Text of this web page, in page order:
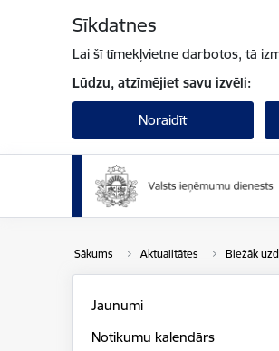
Sīkdatnes
Lai šī tīmekļvietne darbotos, tā
Lūdzu, atzīmējiet savu izvēli:
Noraidīt
Sākums Aktualitātes Biežāk
Jaunumi
Notikumu kalendārs